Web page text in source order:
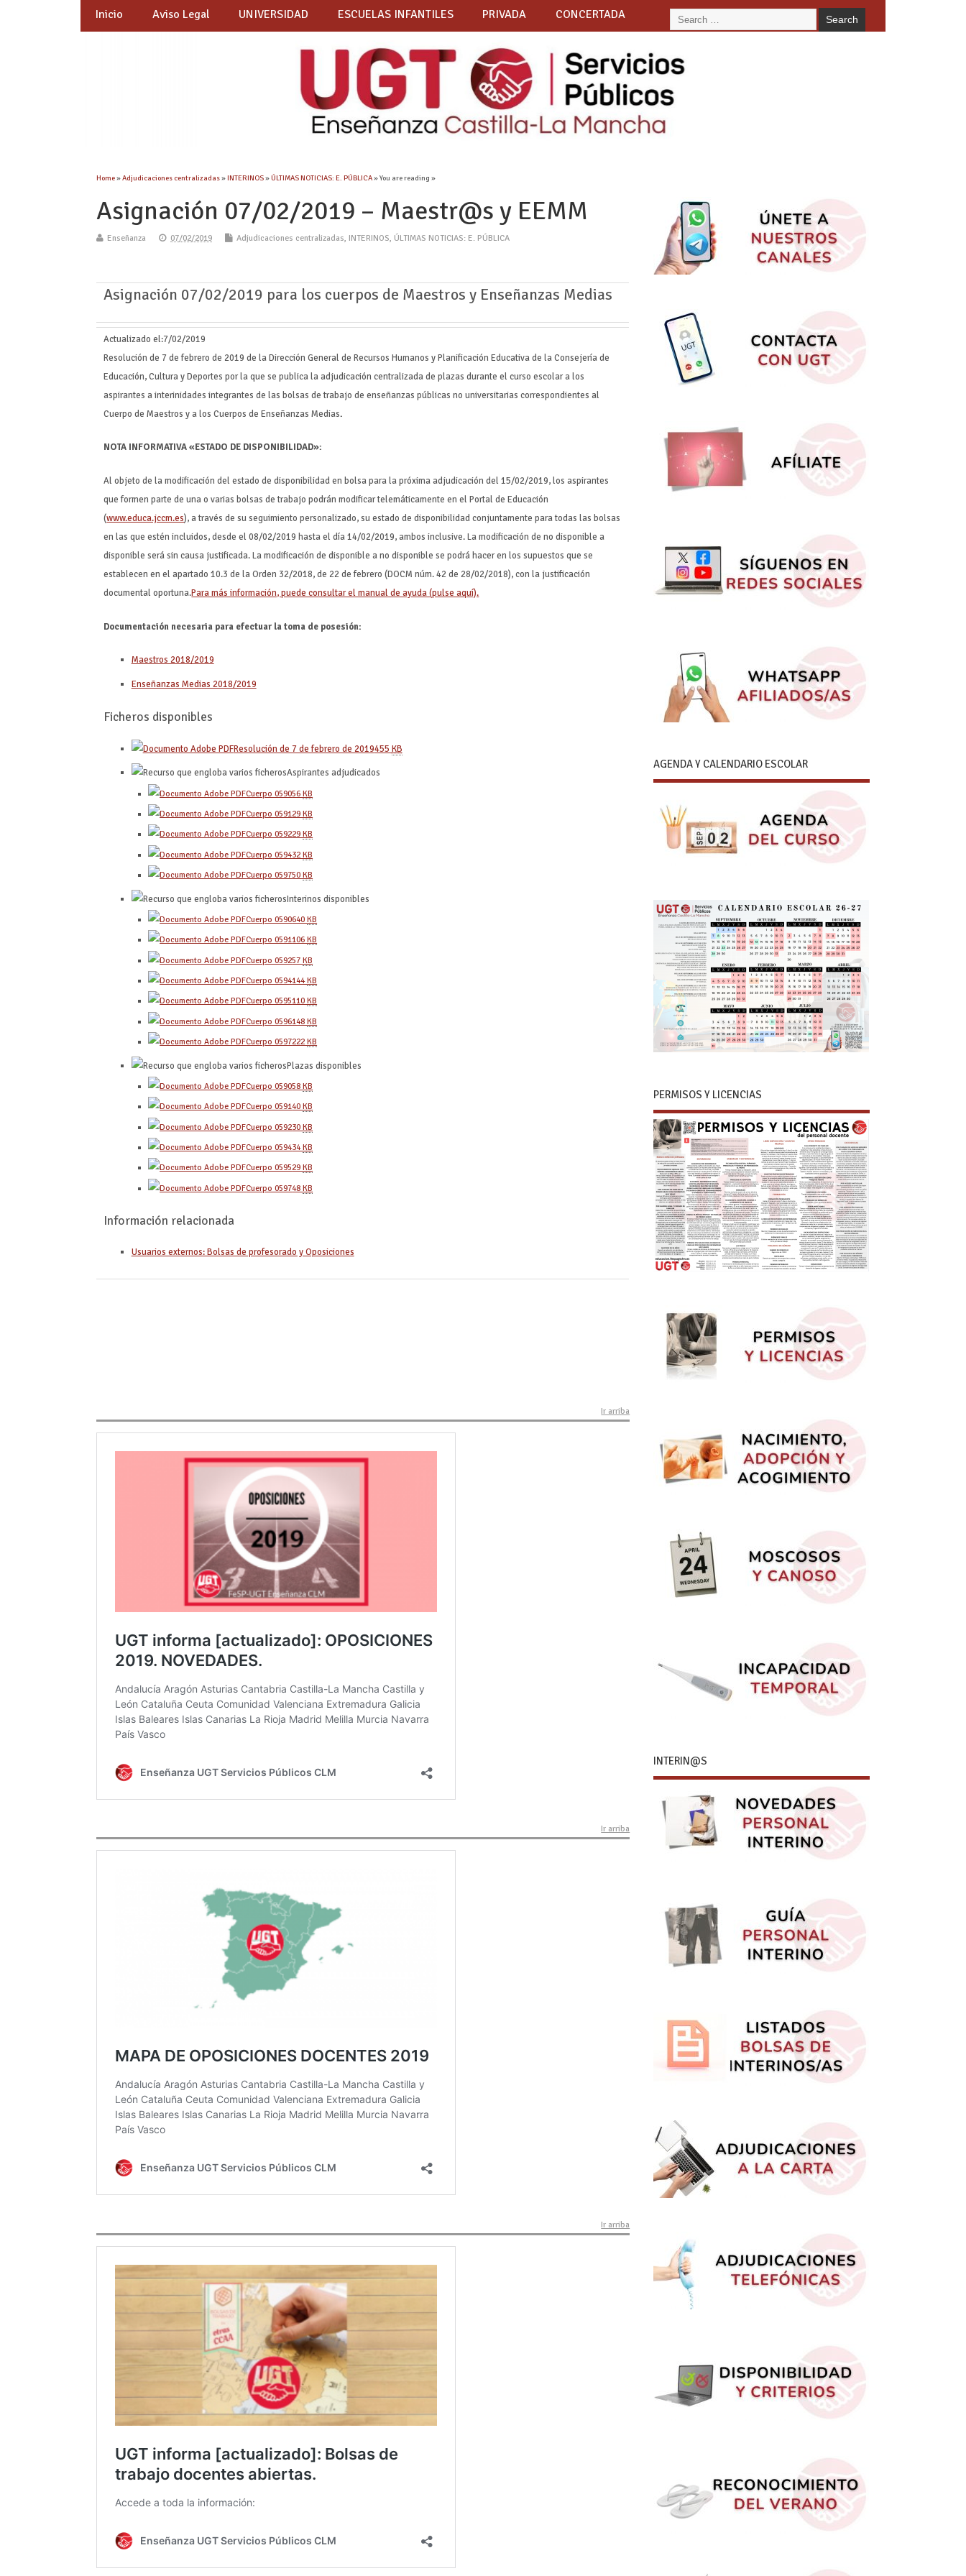
Inicio Aviso Legal UNIVERSIDAD ESCUELAS INFANTILES PRIVADA CONCERTADA
Home»Adjudicaciones centralizadas»INTERINOS»ÚLTIMAS NOTICIAS: E. PÚBLICA» You are reading »
Asignación 07/02/2019 – Maestr@s y EEMM
Enseñanza 07/02/2019 Adjudicaciones centralizadas, INTERINOS, ÚLTIMAS NOTICIAS: E. PÚBLICA
Asignación 07/02/2019 para los cuerpos de Maestros y Enseñanzas Medias
Actualizado el:7/02/2019
Resolución de 7 de febrero de 2019 de la Dirección General de Recursos Humanos y Planificación Educativa de la Consejería de
Educación, Cultura y Deportes por la que se publica la adjudicación centralizada de plazas durante el curso escolar a los
aspirantes a interinidades integrantes de las bolsas de trabajo de enseñanzas públicas no universitarias correspondientes al
Cuerpo de Maestros y a los Cuerpos de Enseñanzas Medias.
NOTA INFORMATIVA «ESTADO DE DISPONIBILIDAD»:
Al objeto de la modificación del estado de disponibilidad en bolsa para la próxima adjudicación del 15/02/2019, los aspirantes
que formen parte de una o varias bolsas de trabajo podrán modificar telemáticamente en el Portal de Educación
(www.educa.jccm.es), a través de su seguimiento personalizado, su estado de disponibilidad conjuntamente para todas las bolsas
en las que estén incluidos, desde el 08/02/2019 hasta el día 14/02/2019, ambos inclusive. La modificación de no disponible a
disponible será sin causa justificada. La modificación de disponible a no disponible se podrá hacer en los supuestos que se
establecen en el apartado 10.3 de la Orden 32/2018, de 22 de febrero (DOCM núm. 42 de 28/02/2018), con la justificación
documental oportuna.Para más información, puede consultar el manual de ayuda (pulse aquí).
Documentación necesaria para efectuar la toma de posesión:
Maestros 2018/2019
Enseñanzas Medias 2018/2019
Ficheros disponibles
Resolución de 7 de febrero de 2019455 KB
Aspirantes adjudicados
Cuerpo 059056KB
Cuerpo 059129KB
Cuerpo 059229KB
Cuerpo 059432KB
Cuerpo 059750KB
Interinos disponibles
Cuerpo 0590640KB
Cuerpo 0591106KB
Cuerpo 059257KB
Cuerpo 0594144KB
Cuerpo 0595110KB
Cuerpo 0596148KB
Cuerpo 0597222KB
Plazas disponibles
Cuerpo 059058KB
Cuerpo 059140KB
Cuerpo 059230KB
Cuerpo 059434KB
Cuerpo 059529KB
Cuerpo 059748KB
Información relacionada
Usuarios externos: Bolsas de profesorado y Oposiciones
Ir arriba
Ir arriba
Ir arriba
AGENDA Y CALENDARIO ESCOLAR
PERMISOS Y LICENCIAS
INTERIN@S